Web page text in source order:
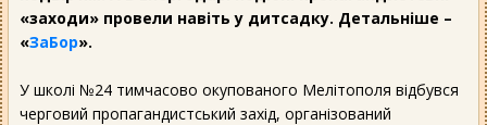
«заходи» провели навіть у дитсадку. Детальніше –
«ЗаБор».
У школі №24 тимчасово окупованого Мелітополя відбувся
черговий пропагандистський захід, організований